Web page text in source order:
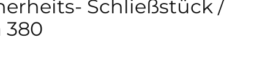
Schließstück /
380